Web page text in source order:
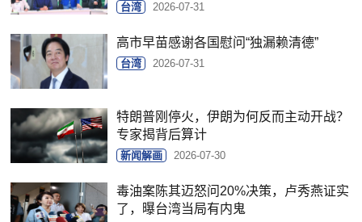
台湾 2026-07-31
高市早苗感谢各国慰问“独漏赖清德”
台湾 2026-07-31
特朗普刚停火，伊朗为何反而主动开战？
专家揭背后算计
新闻解画 2026-07-30
毒油案陈其迈怒问20%决策，卢秀燕证实
了，曝台湾当局有内鬼